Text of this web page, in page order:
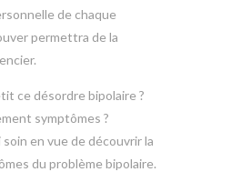
de chaque
permettra de la
ce désordre bipolaire ?
symptômes ?
en vue de découvrir la
du problème bipolaire.